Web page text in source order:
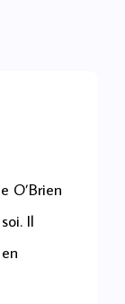
O’Brien
Il